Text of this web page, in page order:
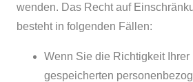
wenden. Das Recht auf
besteht in folgenden Fällen:
Wenn Sie die Richtigkeit Ihrer
gespeicherten